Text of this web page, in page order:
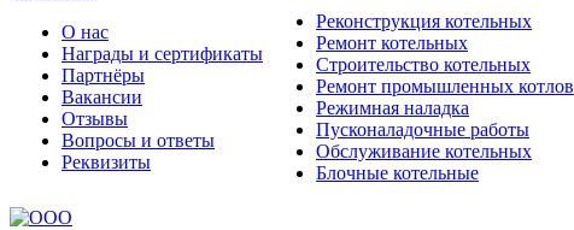
О нас
Награды и сертификаты
Партнёры
Вакансии
Отзывы
Вопросы и ответы
Реквизиты
Реконструкция котельных
Ремонт котельных
Строительство котельных
Ремонт промышленных котлов
Режимная наладка
Пусконаладочные работы
Обслуживание котельных
Блочные котельные